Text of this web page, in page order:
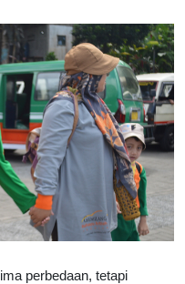
perbedaan, tetapi